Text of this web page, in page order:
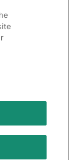
基づく表記
ーポリシー
応方針